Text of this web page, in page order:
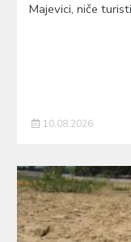
Majevici, niče
10.08.2026